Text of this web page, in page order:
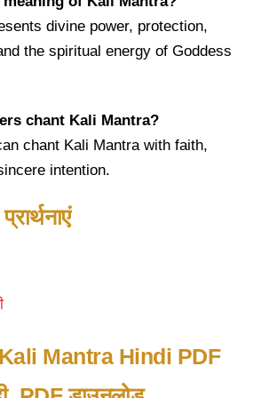
divine power, protection,
the spiritual energy of Goddess
chant Kali Mantra?
chant Kali Mantra with faith,
intention.
Mantra Hindi PDF